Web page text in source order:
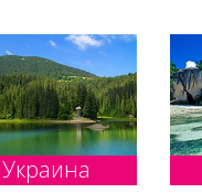
Украина